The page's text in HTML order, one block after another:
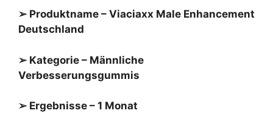
➢ Produktname – Viaciaxx Male Enhancement
Deutschland
➢ Kategorie – Männliche
Verbesserungsgummis
➢ Ergebnisse – 1 Monat